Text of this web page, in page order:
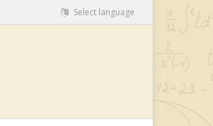
Select language